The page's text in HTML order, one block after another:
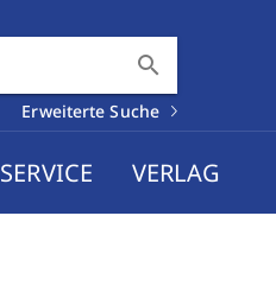
search
Erweiterte Suche
SERVICE VERLAG